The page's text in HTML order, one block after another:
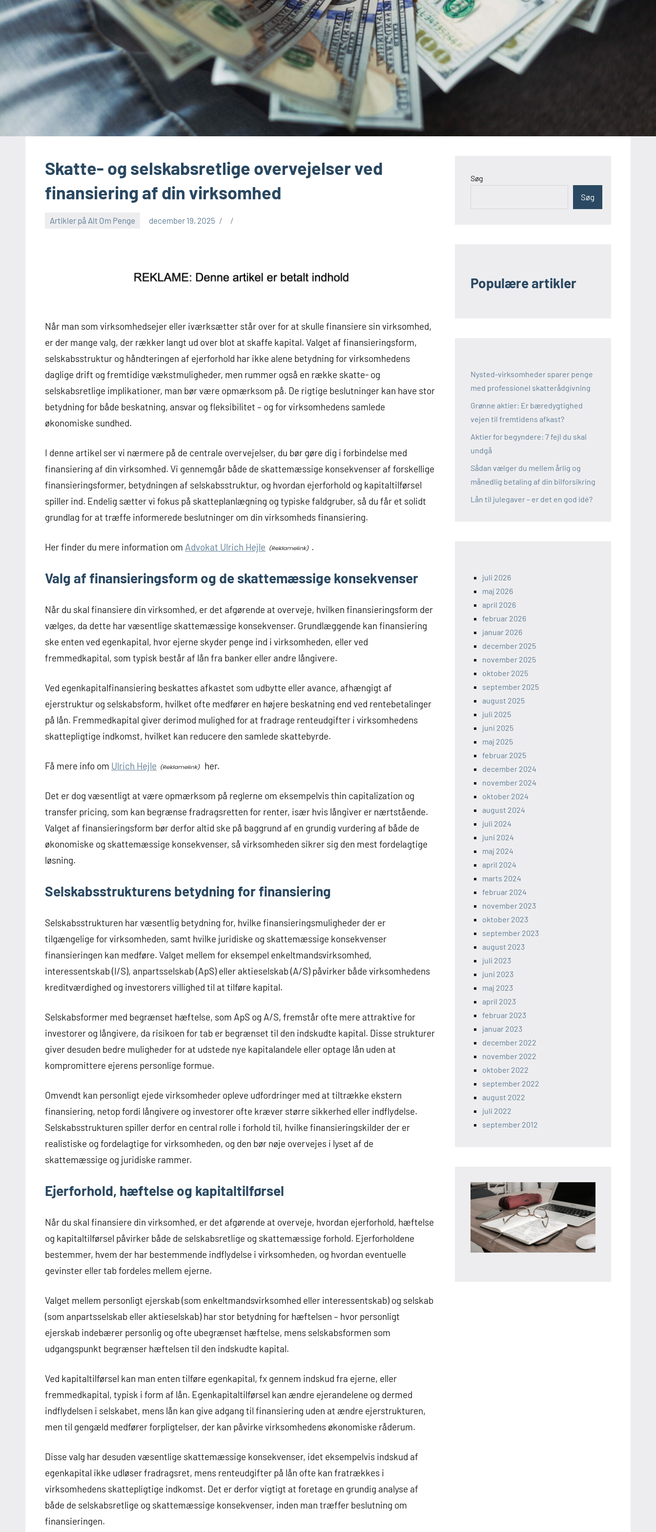
Skatte- og selskabsretlige overvejelser ved
finansiering af din virksomhed
Artikler på Alt Om Penge december 19, 2025
Når man som virksomhedsejer eller iværksætter står over for at skulle finansiere sin virksomhed,
er der mange valg, der rækker langt ud over blot at skaffe kapital. Valget af finansieringsform,
selskabsstruktur og håndteringen af ejerforhold har ikke alene betydning for virksomhedens
daglige drift og fremtidige vækstmuligheder, men rummer også en række skatte- og
selskabsretlige implikationer, man bør være opmærksom på. De rigtige beslutninger kan have stor
betydning for både beskatning, ansvar og fleksibilitet – og for virksomhedens samlede
økonomiske sundhed.
I denne artikel ser vi nærmere på de centrale overvejelser, du bør gøre dig i forbindelse med
finansiering af din virksomhed. Vi gennemgår både de skattemæssige konsekvenser af forskellige
finansieringsformer, betydningen af selskabsstruktur, og hvordan ejerforhold og kapitaltilførsel
spiller ind. Endelig sætter vi fokus på skatteplanlægning og typiske faldgruber, så du får et solidt
grundlag for at træffe informerede beslutninger om din virksomheds finansiering.
Her finder du mere information om Advokat Ulrich Hejle .
Valg af finansieringsform og de skattemæssige konsekvenser
Når du skal finansiere din virksomhed, er det afgørende at overveje, hvilken finansieringsform der
vælges, da dette har væsentlige skattemæssige konsekvenser. Grundlæggende kan finansiering
ske enten ved egenkapital, hvor ejerne skyder penge ind i virksomheden, eller ved
fremmedkapital, som typisk består af lån fra banker eller andre långivere.
Ved egenkapitalfinansiering beskattes afkastet som udbytte eller avance, afhængigt af
ejerstruktur og selskabsform, hvilket ofte medfører en højere beskatning end ved rentebetalinger
på lån. Fremmedkapital giver derimod mulighed for at fradrage renteudgifter i virksomhedens
skattepligtige indkomst, hvilket kan reducere den samlede skattebyrde.
Få mere info om Ulrich Hejle her.
Det er dog væsentligt at være opmærksom på reglerne om eksempelvis thin capitalization og
transfer pricing, som kan begrænse fradragsretten for renter, især hvis långiver er nærtstående.
Valget af finansieringsform bør derfor altid ske på baggrund af en grundig vurdering af både de
økonomiske og skattemæssige konsekvenser, så virksomheden sikrer sig den mest fordelagtige
løsning.
Selskabsstrukturens betydning for finansiering
Selskabsstrukturen har væsentlig betydning for, hvilke finansieringsmuligheder der er
tilgængelige for virksomheden, samt hvilke juridiske og skattemæssige konsekvenser
finansieringen kan medføre. Valget mellem for eksempel enkeltmandsvirksomhed,
interessentskab (I/S), anpartsselskab (ApS) eller aktieselskab (A/S) påvirker både virksomhedens
kreditværdighed og investorers villighed til at tilføre kapital.
Selskabsformer med begrænset hæftelse, som ApS og A/S, fremstår ofte mere attraktive for
investorer og långivere, da risikoen for tab er begrænset til den indskudte kapital. Disse strukturer
giver desuden bedre muligheder for at udstede nye kapitalandele eller optage lån uden at
kompromittere ejerens personlige formue.
Omvendt kan personligt ejede virksomheder opleve udfordringer med at tiltrække ekstern
finansiering, netop fordi långivere og investorer ofte kræver større sikkerhed eller indflydelse.
Selskabsstrukturen spiller derfor en central rolle i forhold til, hvilke finansieringskilder der er
realistiske og fordelagtige for virksomheden, og den bør nøje overvejes i lyset af de
skattemæssige og juridiske rammer.
Ejerforhold, hæftelse og kapitaltilførsel
Når du skal finansiere din virksomhed, er det afgørende at overveje, hvordan ejerforhold, hæftelse
og kapitaltilførsel påvirker både de selskabsretlige og skattemæssige forhold. Ejerforholdene
bestemmer, hvem der har bestemmende indflydelse i virksomheden, og hvordan eventuelle
gevinster eller tab fordeles mellem ejerne.
Valget mellem personligt ejerskab (som enkeltmandsvirksomhed eller interessentskab) og selskab
(som anpartsselskab eller aktieselskab) har stor betydning for hæftelsen – hvor personligt
ejerskab indebærer personlig og ofte ubegrænset hæftelse, mens selskabsformen som
udgangspunkt begrænser hæftelsen til den indskudte kapital.
Ved kapitaltilførsel kan man enten tilføre egenkapital, fx gennem indskud fra ejerne, eller
fremmedkapital, typisk i form af lån. Egenkapitaltilførsel kan ændre ejerandelene og dermed
indflydelsen i selskabet, mens lån kan give adgang til finansiering uden at ændre ejerstrukturen,
men til gengæld medfører forpligtelser, der kan påvirke virksomhedens økonomiske råderum.
Disse valg har desuden væsentlige skattemæssige konsekvenser, idet eksempelvis indskud af
egenkapital ikke udløser fradragsret, mens renteudgifter på lån ofte kan fratrækkes i
virksomhedens skattepligtige indkomst. Det er derfor vigtigt at foretage en grundig analyse af
både de selskabsretlige og skattemæssige konsekvenser, inden man træffer beslutning om
finansieringen.
Søg
Søg
Populære artikler
Nysted-virksomheder sparer penge
med professionel skatterådgivning
Grønne aktier: Er bæredygtighed
vejen til fremtidens afkast?
Aktier for begyndere: 7 fejl du skal
undgå
Sådan vælger du mellem årlig og
månedlig betaling af din bilforsikring
Lån til julegaver – er det en god idé?
juli 2026
maj 2026
april 2026
februar 2026
januar 2026
december 2025
november 2025
oktober 2025
september 2025
august 2025
juli 2025
juni 2025
maj 2025
februar 2025
december 2024
november 2024
oktober 2024
august 2024
juli 2024
juni 2024
maj 2024
april 2024
marts 2024
februar 2024
november 2023
oktober 2023
september 2023
august 2023
juli 2023
juni 2023
maj 2023
april 2023
februar 2023
januar 2023
december 2022
november 2022
oktober 2022
september 2022
august 2022
juli 2022
september 2012